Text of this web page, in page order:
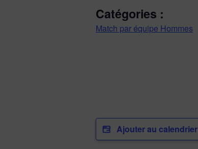
Catégories :
Match par équipe Hommes
Ajouter au calendrier